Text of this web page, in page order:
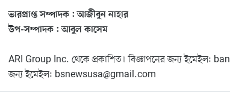
ভারপ্রাপ্ত সম্পাদক : আজীবুন নাহার
উপ-সম্পাদক : আবুল কাসেম
ARI Group Inc. থেকে প্রকাশিত। বিজ্ঞাপনের জন্য ইমেইল:
জন্য ইমেইল: bsnewsusa@gmail.com